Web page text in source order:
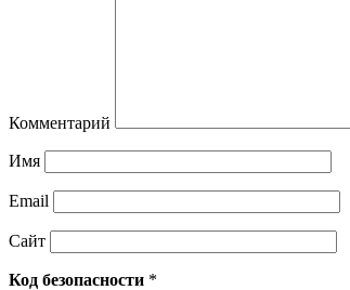
Комментарий
Имя
Email
Сайт
Код безопасности *